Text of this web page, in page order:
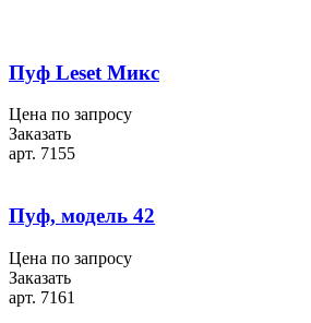
Пуф Leset Микс
Цена по запросу
Заказать
арт. 7155
Пуф, модель 42
Цена по запросу
Заказать
арт. 7161